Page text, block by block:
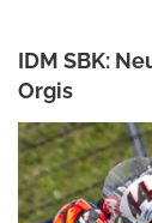
IDM SBK:
Orgis
ANKE